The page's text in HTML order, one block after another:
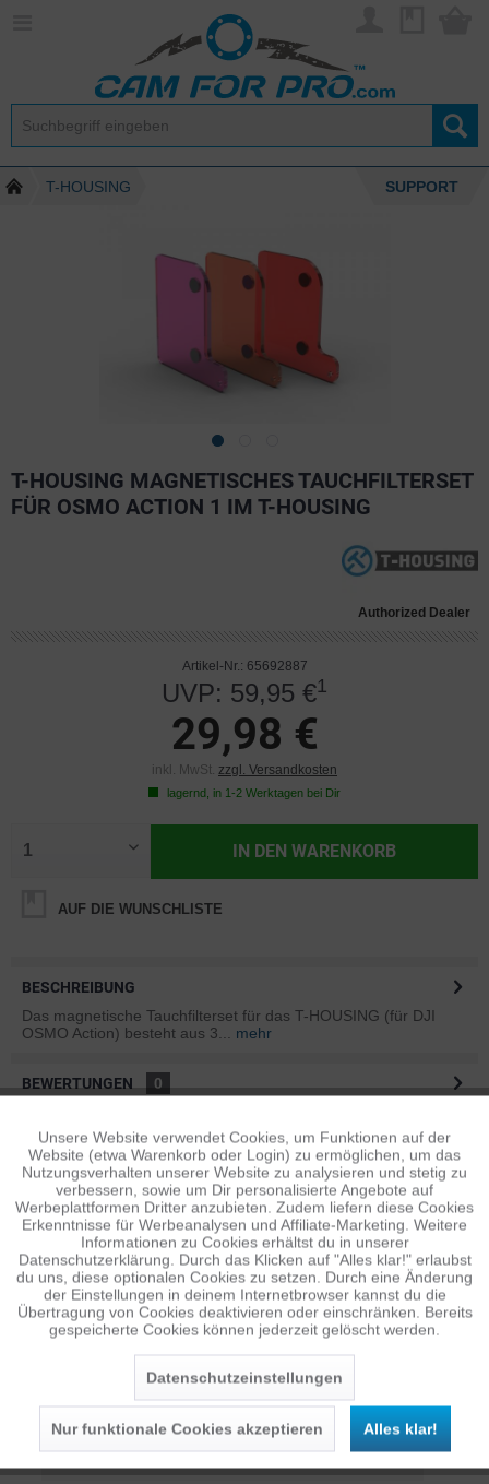
T-HOUSING SUPPORT
T-HOUSING MAGNETISCHES TAUCHFILTERSET
FÜR OSMO ACTION 1 IM T-HOUSING
Authorized Dealer
Artikel-Nr.: 65692887
UVP: 59,95 €1
29,98 €
inkl. MwSt. zzgl. Versandkosten
lagernd, in 1-2 Werktagen bei Dir
IN DEN WARENKORB
AUF DIE WUNSCHLISTE
BESCHREIBUNG
Das magnetische Tauchfilterset für das T-HOUSING (für DJI
OSMO Action) besteht aus 3...
mehr
BEWERTUNGEN
0
ÄHNLICHE ARTIKEL
Diese Artikel sind dem Produkt ähnlich ...mehr
Persönliche Empfehlungen
Funktionale Aktiv
Tracking Inaktiv
Personalisierung Inaktiv
Service Inaktiv
Unsere Website verwendet Cookies, um Funktionen auf der
Website (etwa Warenkorb oder Login) zu ermöglichen, um das
Nutzungsverhalten unserer Website zu analysieren und stetig zu
verbessern, sowie um Dir personalisierte Angebote auf
Werbeplattformen Dritter anzubieten. Zudem liefern diese Cookies
Erkenntnisse für Werbeanalysen und Affiliate-Marketing. Weitere
Informationen zu Cookies erhältst du in unserer
Datenschutzerklärung. Durch das Klicken auf "Alles klar!" erlaubst
du uns, diese optionalen Cookies zu setzen. Durch eine Änderung
der Einstellungen in deinem Internetbrowser kannst du die
Übertragung von Cookies deaktivieren oder einschränken. Bereits
gespeicherte Cookies können jederzeit gelöscht werden.
Datenschutzeinstellungen
Nur funktionale Cookies akzeptieren Alles klar!